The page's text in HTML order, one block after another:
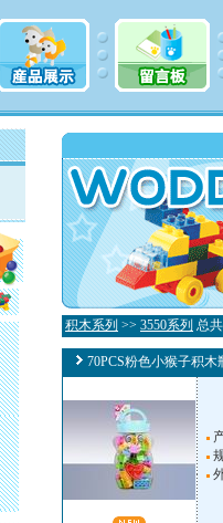
积木系列 >> 3550系列 总
70PCS粉色小猴子积木